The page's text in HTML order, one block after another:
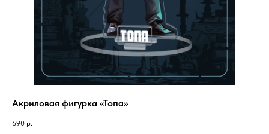
Акриловая фигурка «Топа»
690 р.